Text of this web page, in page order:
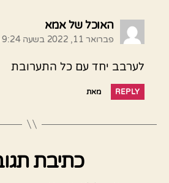
האוכל של אמא
פברואר 11, 2022 בשעה 9:24 am
לערבב יחד עם כל התערובת
REPLY מאת
כתיבת